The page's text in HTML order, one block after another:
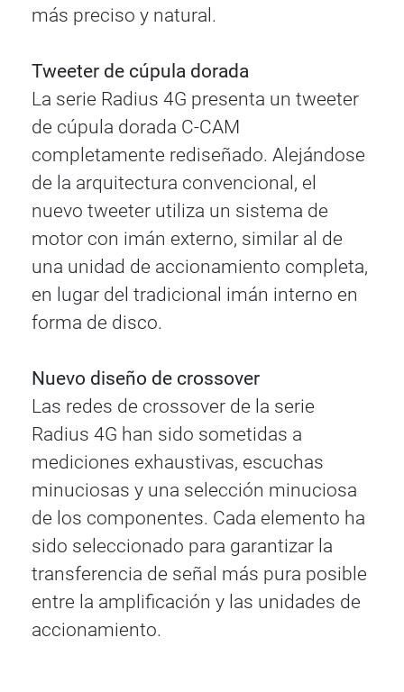
más preciso y natural.
Tweeter de cúpula dorada
La serie Radius 4G presenta un tweeter
de cúpula dorada C-CAM
completamente rediseñado. Alejándose
de la arquitectura convencional, el
nuevo tweeter utiliza un sistema de
motor con imán externo, similar al de
una unidad de accionamiento completa,
en lugar del tradicional imán interno en
forma de disco.
Nuevo diseño de crossover
Las redes de crossover de la serie
Radius 4G han sido sometidas a
mediciones exhaustivas, escuchas
minuciosas y una selección minuciosa
de los componentes. Cada elemento ha
sido seleccionado para garantizar la
transferencia de señal más pura posible
entre la amplificación y las unidades de
accionamiento.